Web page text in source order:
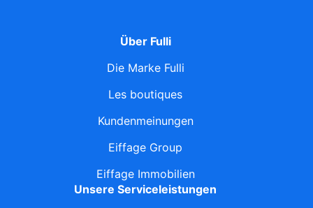
Über Fulli
Die Marke Fulli
Les boutiques
Kundenmeinungen
Eiffage Group
Eiffage Immobilien
Unsere Serviceleistungen